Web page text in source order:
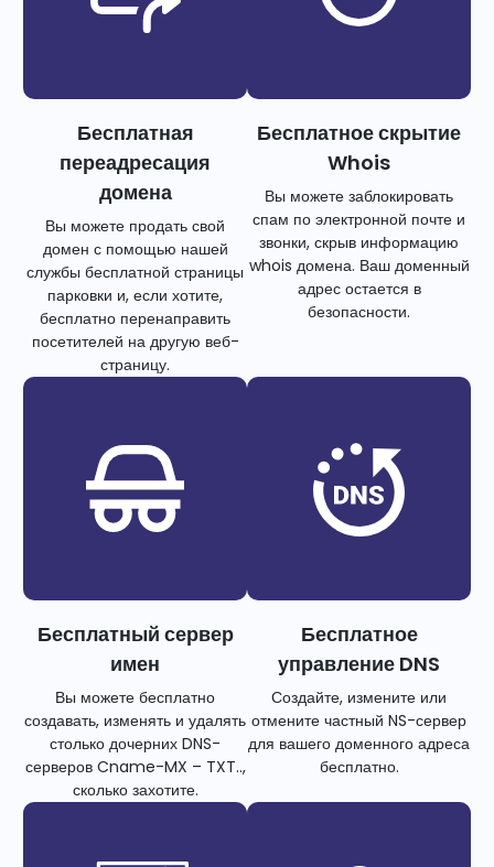
Бесплатная
переадресация
домена
Вы можете продать свой
домен с помощью нашей
службы бесплатной страницы
парковки и, если хотите,
бесплатно перенаправить
посетителей на другую веб-
страницу.
Бесплатное скрытие
Whois
Вы можете заблокировать
спам по электронной почте и
звонки, скрыв информацию
whois домена. Ваш доменный
адрес остается в
безопасности.
Бесплатный сервер
имен
Вы можете бесплатно
создавать, изменять и удалять
столько дочерних DNS-
серверов Cname-MX – TXT..,
сколько захотите.
Бесплатное
управление DNS
Создайте, измените или
отмените частный NS-сервер
для вашего доменного адреса
бесплатно.